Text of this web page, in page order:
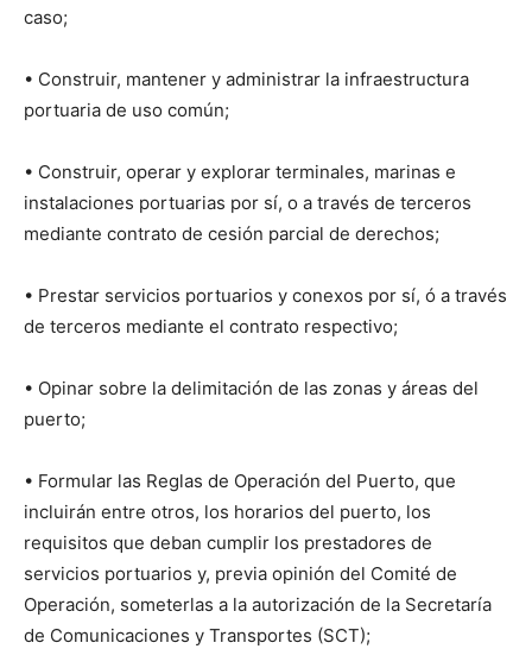
caso;
• Construir, mantener y administrar la infraestructura
portuaria de uso común;
• Construir, operar y explorar terminales, marinas e
instalaciones portuarias por sí, o a través de terceros
mediante contrato de cesión parcial de derechos;
• Prestar servicios portuarios y conexos por sí, ó a través
de terceros mediante el contrato respectivo;
• Opinar sobre la delimitación de las zonas y áreas del
puerto;
• Formular las Reglas de Operación del Puerto, que
incluirán entre otros, los horarios del puerto, los
requisitos que deban cumplir los prestadores de
servicios portuarios y, previa opinión del Comité de
Operación, someterlas a la autorización de la Secretaría
de Comunicaciones y Transportes (SCT);